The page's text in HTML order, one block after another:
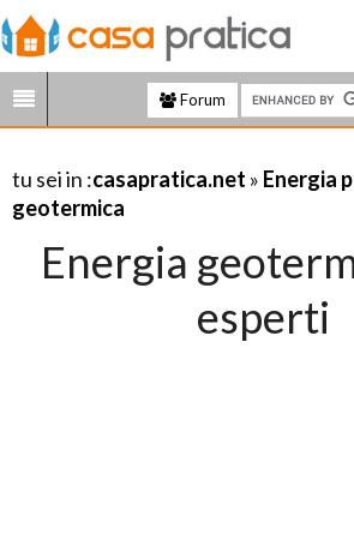
Forum
tu sei in :casapratica.net » Energia
geotermica
Energia
esperti